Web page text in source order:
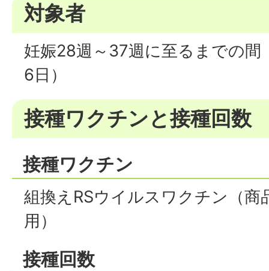
対象者
妊娠28週～37週に至るまでの
6日）
接種ワクチンと接種回数
接種ワクチン
組換えRSウイルスワクチン（商
用）
接種回数